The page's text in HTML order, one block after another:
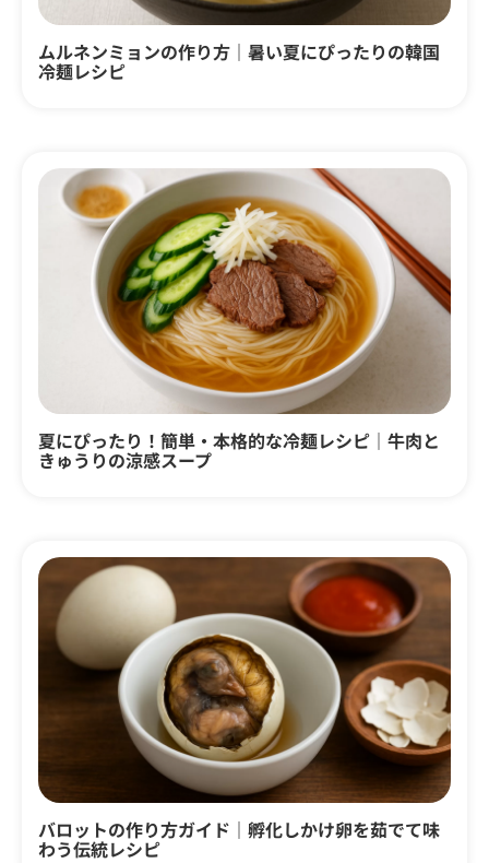
ムルネンミョンの作り方｜暑い夏にぴったりの韓国
冷麺レシピ
夏にぴったり！簡単・本格的な冷麺レシピ｜牛肉と
きゅうりの涼感スープ
バロットの作り方ガイド｜孵化しかけ卵を茹でて味
わう伝統レシピ